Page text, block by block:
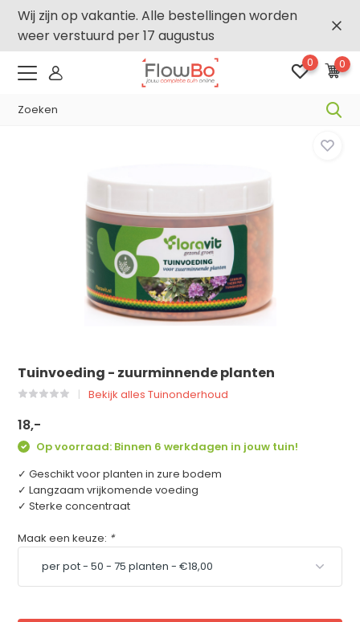
Wij zijn op vakantie. Alle bestellingen worden
weer verstuurd per 17 augustus
0 0
Tuinvoeding - zuurminnende planten
Bekijk alles Tuinonderhoud
18,-
Op voorraad: Binnen 6 werkdagen in jouw tuin!
✓ Geschikt voor planten in zure bodem
✓ Langzaam vrijkomende voeding
✓ Sterke concentraat
Maak een keuze: *